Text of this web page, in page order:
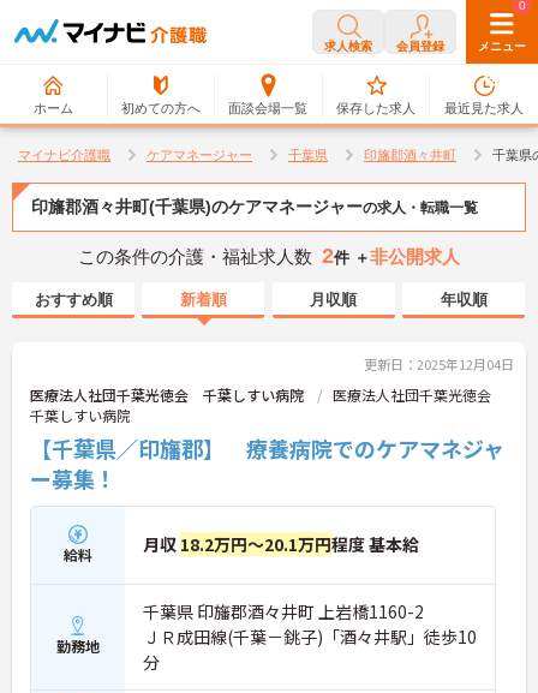
求人検索 会員登録 メニュー
ホーム 初めての方へ 面談会場一覧
0
保存した求人
0
最近見た求人
マイナビ介護職 ケアマネージャー 千葉県 印旛郡酒々井町 千葉県
印旛郡酒々井町(千葉県)のケアマネージャーの求人・転職一覧
この条件の介護・福祉求人数 2件 ＋非公開求人
おすすめ順 新着順 月収順 年収順
更新日：2025年12月04日
医療法人社団千葉光徳会 千葉しすい病院
医療法人社団千葉光徳会
千葉しすい病院
【千葉県／印旛郡】 療養病院でのケアマネジャ
ー募集！
給料 月収 18.2万円～20.1万円程度 基本給
勤務地
千葉県 印旛郡酒々井町 上岩橋1160-2
ＪＲ成田線(千葉－銚子)「酒々井駅」徒歩10
分